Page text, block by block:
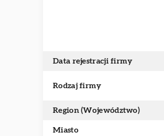
Data rejestracji firmy
Rodzaj firmy
Region (Województwo)
Miasto